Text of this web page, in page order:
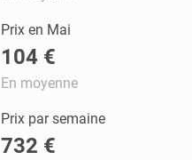
Prix en Mai
104 €
En moyenne
Prix par semaine
732 €